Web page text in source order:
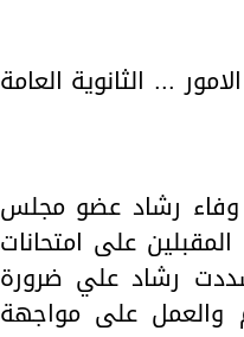
... الثانوية العامة
وفاء رشاد عضو مجلس
على امتحانات
وتكافح على مدار 12 شهر ، وشددت رشاد علي ضرورة
والعمل على مواجهة